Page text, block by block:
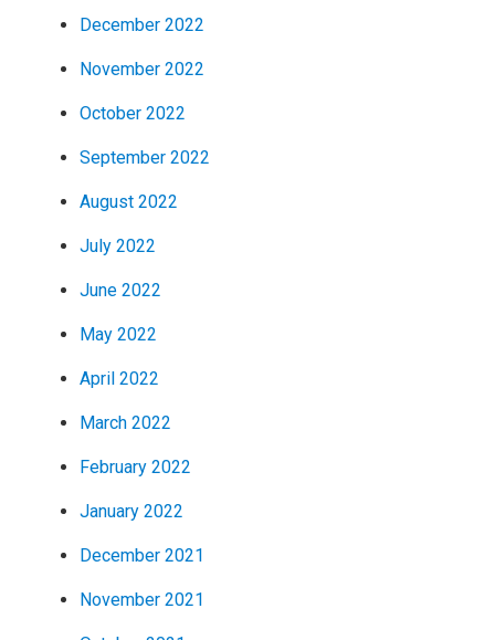
December 2022
November 2022
October 2022
September 2022
August 2022
July 2022
June 2022
May 2022
April 2022
March 2022
February 2022
January 2022
December 2021
November 2021